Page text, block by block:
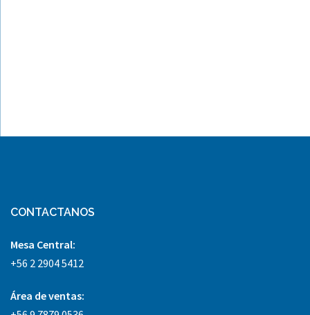
CONTACTANOS
Mesa Central:
+56 2 2904 5412
Área de ventas: